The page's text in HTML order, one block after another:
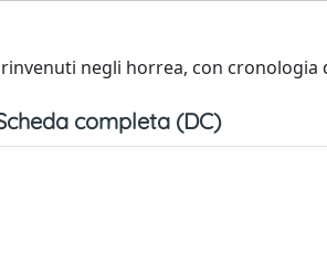
negli horrea, con cronologia
completa (DC)